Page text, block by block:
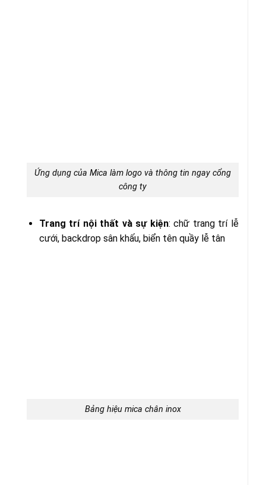
Ứng dụng của Mica làm logo và thông tin ngay cổng
công ty
Trang trí nội thất và sự kiện: chữ trang trí lễ
cưới, backdrop sân khấu, biển tên quầy lễ tân
Bảng hiệu mica chân inox